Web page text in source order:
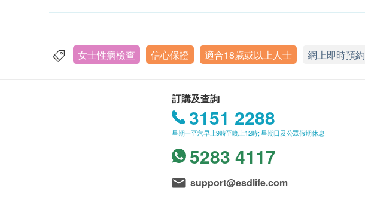
女士性病檢查 信心保證 適合18歲或以上人士 網上即時預約
訂購及查詢
3151 2288
星期一至六早上9時至晚上12時; 星期日及公眾假期休息
5283 4117
support@esdlife.com